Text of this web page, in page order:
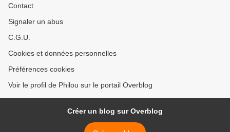
Contact
Signaler un abus
C.G.U.
Cookies et données personnelles
Préférences cookies
Voir le profil de Philou sur le portail Overblog
Créer un blog sur Overblog